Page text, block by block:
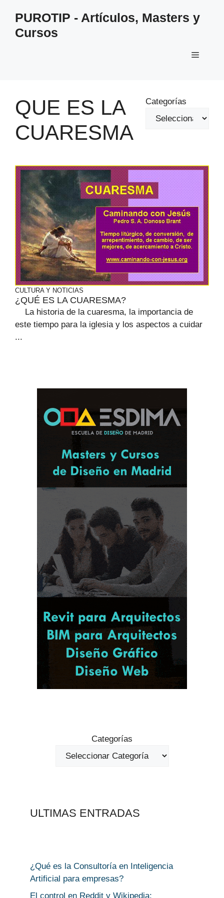
contenido
PUROTIP - Artículos, Masters y
Cursos
Menú
QUE ES LA
CUARESMA
Categorías
CULTURA Y NOTICIAS
¿QUÉ ES LA CUARESMA?
La historia de la cuaresma, la importancia de
este tiempo para la iglesia y los aspectos a cuidar
...
Categorías
ULTIMAS ENTRADAS
¿Qué es la Consultoría en Inteligencia
Artificial para empresas?
El control en Reddit y Wikipedia: